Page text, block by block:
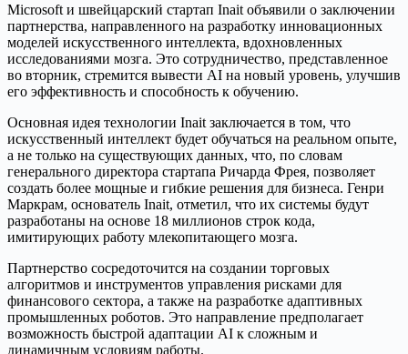
Microsoft и швейцарский стартап Inait объявили о заключении
партнерства, направленного на разработку инновационных
моделей искусственного интеллекта, вдохновленных
исследованиями мозга. Это сотрудничество, представленное
во вторник, стремится вывести AI на новый уровень, улучшив
его эффективность и способность к обучению.
Основная идея технологии Inait заключается в том, что
искусственный интеллект будет обучаться на реальном опыте,
а не только на существующих данных, что, по словам
генерального директора стартапа Ричарда Фрея, позволяет
создать более мощные и гибкие решения для бизнеса. Генри
Маркрам, основатель Inait, отметил, что их системы будут
разработаны на основе 18 миллионов строк кода,
имитирующих работу млекопитающего мозга.
Партнерство сосредоточится на создании торговых
алгоритмов и инструментов управления рисками для
финансового сектора, а также на разработке адаптивных
промышленных роботов. Это направление предполагает
возможность быстрой адаптации AI к сложным и
динамичным условиям работы.